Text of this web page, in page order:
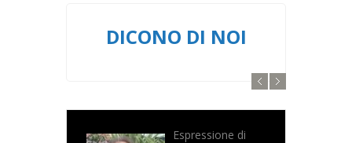
DICONO DI NOI
Espressione di